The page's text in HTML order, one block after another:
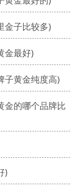
金子比较多)
金最好)
子黄金纯度高)
金的哪个品牌比
)